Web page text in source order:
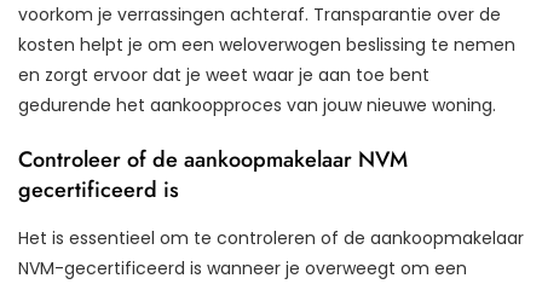
voorkom je verrassingen achteraf. Transparantie over de
kosten helpt je om een weloverwogen beslissing te nemen
en zorgt ervoor dat je weet waar je aan toe bent
gedurende het aankoopproces van jouw nieuwe woning.
Controleer of de aankoopmakelaar NVM
gecertificeerd is
Het is essentieel om te controleren of de aankoopmakelaar
NVM-gecertificeerd is wanneer je overweegt om een